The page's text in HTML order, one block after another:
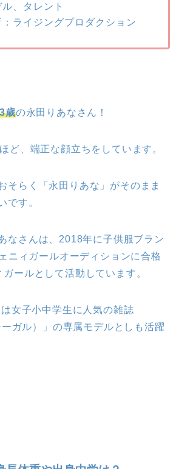
、タレント
ライジングプロダクション
歳の永田りあなさん！
ど、端正な顔立ちをしています。
そらく「永田りあな」がそのまま
です。
なさんは、2018年に子供服ブラン
ニィガールオーディションに合格
ールとして活動しています。
女子小中学生に人気の雑誌
ガル）」の専属モデルとしも活躍